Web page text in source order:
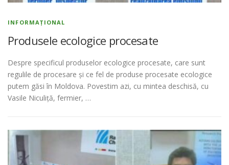
INFORMAȚIONAL
Produsele ecologice procesate
Despre specificul produselor ecologice procesate, care sunt
regulile de procesare și ce fel de produse procesate ecologice
putem găsi în Moldova. Povestim azi, cu mintea deschisă, cu
Vasile Niculiță, fermier, …